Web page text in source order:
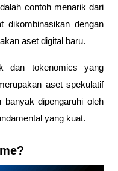
contoh menarik dari
dikombinasikan dengan
aset digital baru.
dan tokenomics yang
aset spekulatif
dipengaruhi oleh
yang kuat.